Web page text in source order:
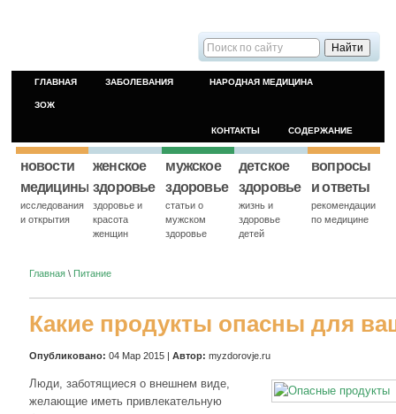
ГЛАВНАЯ ЗАБОЛЕВАНИЯ НАРОДНАЯ МЕДИЦИНА
ЗОЖ
КОНТАКТЫ СОДЕРЖАНИЕ
новости
медицины
исследования
и открытия
женское
здоровье
здоровье и
красота
женщин
мужское
здоровье
статьи о
мужском
здоровье
детское
здоровье
жизнь и
здоровье
детей
вопросы
и ответы
рекомендации
по медицине
Главная \ Питание
Какие продукты опасны для
Опубликовано: 04 Мар 2015 | Автор: myzdorovje.ru
Люди, заботящиеся о внешнем виде,
желающие иметь привлекательную